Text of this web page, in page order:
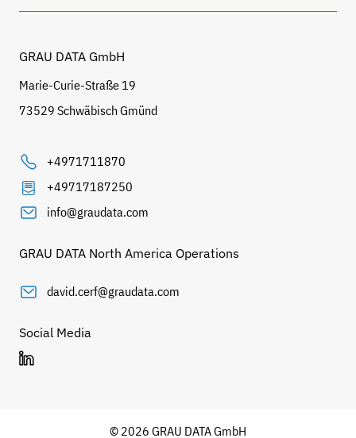
GRAU DATA GmbH
Marie-Curie-Straße 19
73529 Schwäbisch Gmünd
+4971711870
+49717187250
info@graudata.com
GRAU DATA North America Operations
david.cerf@graudata.com
Social Media
© 2026 GRAU DATA GmbH